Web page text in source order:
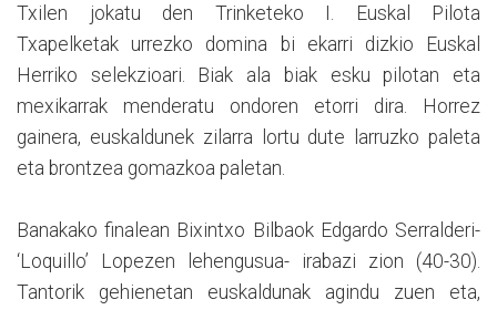
Txilen jokatu den Trinketeko I. Euskal Pilota
Txapelketak urrezko domina bi ekarri dizkio Euskal
Herriko selekzioari. Biak ala biak esku pilotan eta
mexikarrak menderatu ondoren etorri dira. Horrez
gainera, euskaldunek zilarra lortu dute larruzko paleta
eta brontzea gomazkoa paletan.
Banakako finalean Bixintxo Bilbaok Edgardo Serralderi-
‘Loquillo’ Lopezen lehengusua- irabazi zion (40-30).
Tantorik gehienetan euskaldunak agindu zuen eta,